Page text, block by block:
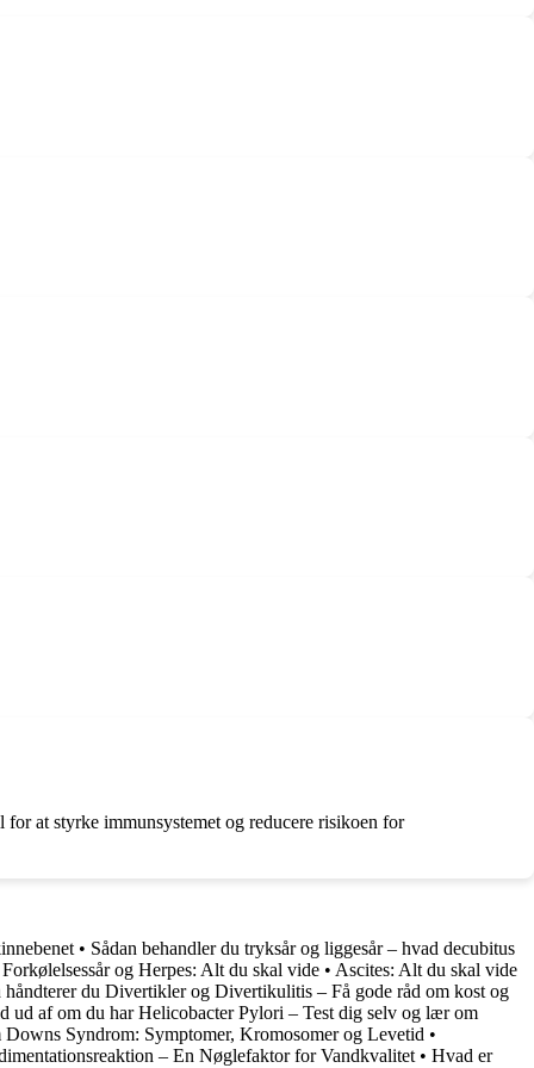
at styrke immunsystemet og reducere risikoen for
• Sådan behandler du tryksår og liggesår – hvad decubitus
Forkølelsessår og Herpes: Alt du skal vide • Ascites: Alt du skal vide
håndterer du Divertikler og Divertikulitis – Få gode råd om kost og
ud af om du har Helicobacter Pylori – Test dig selv og lær om
Downs Syndrom: Symptomer, Kromosomer og Levetid •
– En Nøglefaktor for Vandkvalitet • Hvad er